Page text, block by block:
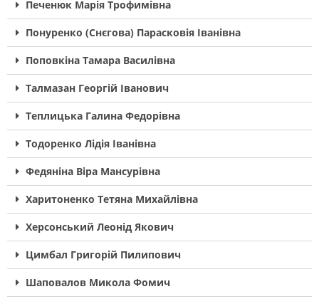
Печенюк Марія Трофимівна
Понуренко (Снєгова) Парасковія Іванівна
Поповкіна Тамара Василівна
Талмазан Георгій Іванович
Теплицька Галина Федорівна
Тодоренко Лідія Іванівна
Федяніна Віра Мансурівна
Харитоненко Тетяна Михайлівна
Херсонський Леонід Якович
Цимбал Григорій Пилипович
Шаповалов Микола Фомич